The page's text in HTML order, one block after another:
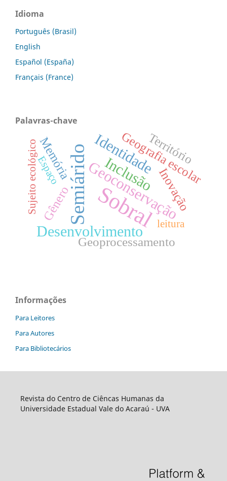
Idioma
Português (Brasil)
English
Español (España)
Français (France)
Palavras-chave
Sobral
SemiáridoGeoconservação
Inclusão
Desenvolvimento
Identidade
Geoprocessamento
Geografia escolar
Gênero Inovação
Memória Território
leitura
Espaço
Sujeito ecológico
Informações
Para Leitores
Para Autores
Para Bibliotecários
Revista do Centro de Ciêncas Humanas da
Universidade Estadual Vale do Acaraú - UVA